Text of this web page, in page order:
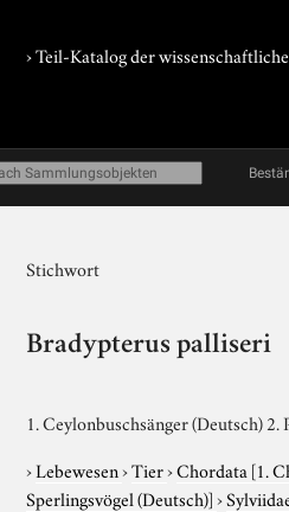
› Teil-Katalog der
Stichwort
Bradypterus palliseri
1. Ceylonbuschsänger (Deutsch)
›Lebewesen›Tier›Chordata [1.
Sperlingsvögel (Deutsch)]›